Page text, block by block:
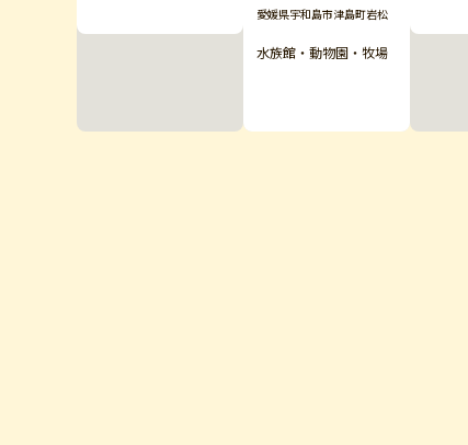
愛媛県宇和島市津島町岩松
水族館・動物園・牧場